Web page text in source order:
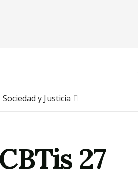
Sociedad y Justicia
27